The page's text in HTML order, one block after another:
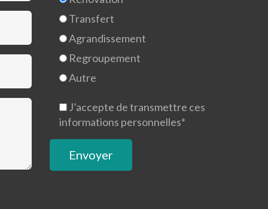
Transfert
Agrandissement
Regroupement
Autre
J’accepte de transmettre ces
informations personnelles*